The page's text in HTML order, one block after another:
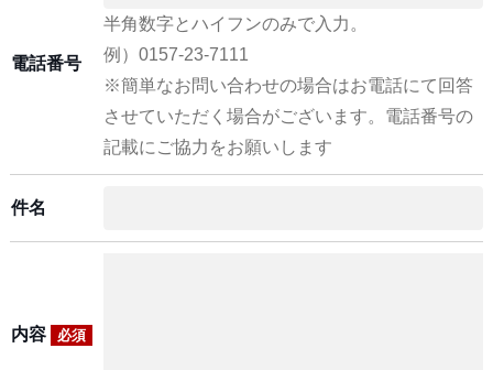
電話番号
半角数字とハイフンのみで入力。
例）0157-23-7111
※簡単なお問い合わせの場合はお電話にて回答
させていただく場合がございます。電話番号の
記載にご協力をお願いします
件名
内容 必須